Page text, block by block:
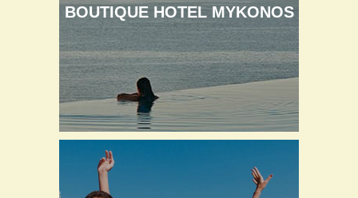
BOUTIQUE HOTEL MYKONOS